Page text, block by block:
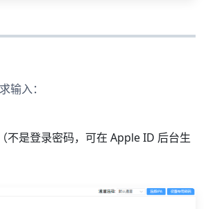
输入：
（不是登录密码，可在 Apple ID 后台生